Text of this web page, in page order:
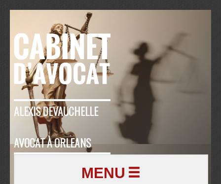
ALEXIS DEVAUCHELLE
AVOCAT À ORLEANS
MENU